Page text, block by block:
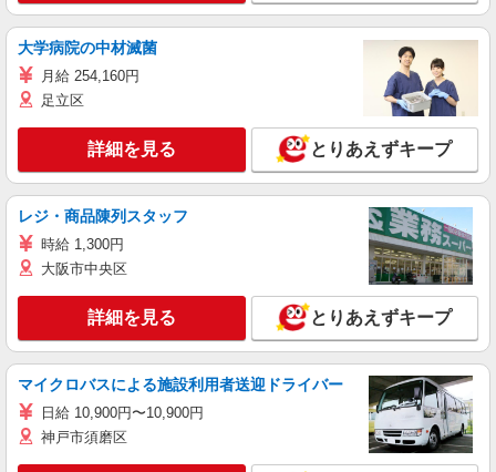
大学病院の中材滅菌
月給 254,160円
足立区
詳細を見る とりあえずキープ
レジ・商品陳列スタッフ
時給 1,300円
大阪市中央区
詳細を見る とりあえずキープ
マイクロバスによる施設利用者送迎ドライバー
日給 10,900円〜10,900円
神戸市須磨区